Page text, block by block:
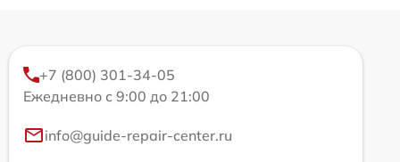
+7 (800) 301-34-05
Ежедневно с 9:00 до 21:00
info@guide-repair-center.ru